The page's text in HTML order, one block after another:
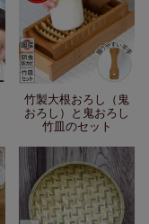
竹製大根おろし（鬼
おろし）と鬼おろし
竹皿のセット